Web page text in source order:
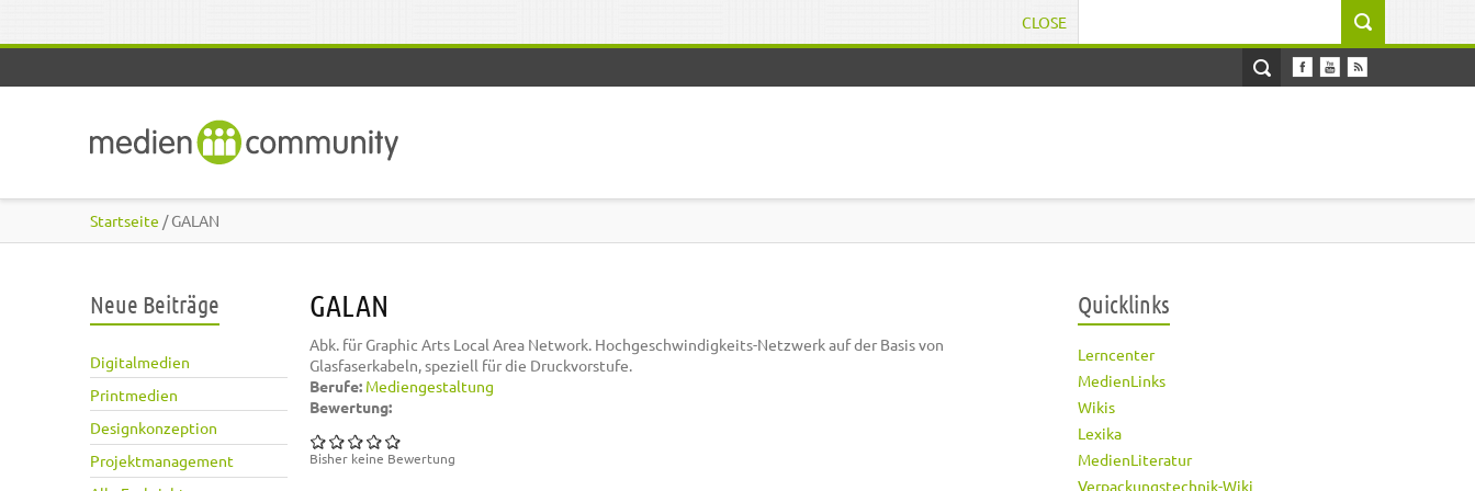
CLOSE
Startseite / GALAN
Neue Beiträge
Digitalmedien
Printmedien
Designkonzeption
Projektmanagement
GALAN
Abk. für Graphic Arts Local Area Network. Hochgeschwindigkeits-Netzwerk auf der Basis von
Glasfaserkabeln, speziell für die Druckvorstufe.
Berufe: Mediengestaltung
Bewertung:
Bisher keine Bewertung
Quicklinks
Lerncenter
MedienLinks
Wikis
Lexika
MedienLiteratur
Verpackungstechnik-Wiki